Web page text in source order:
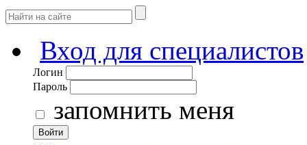
Вход для специалистов
Логин
Пароль
запомнить меня
Войти